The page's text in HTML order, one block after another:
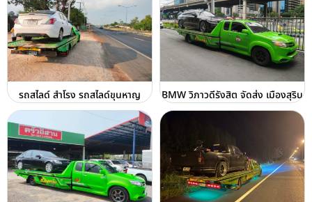
รถสไลด์ สำโรง รถสไลด์ขุนหาญ BMW วิภาวดีรังสิต จัดส่ง เมืองสุริน